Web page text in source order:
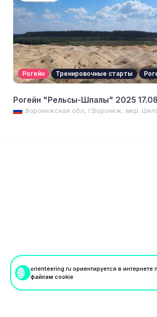
Рогейн Тренировочные старты
Рогейн "Рельсы-Шпалы" 2025 17.08
Воронежская обл, г.Воронеж, мкр.
orienteering.ru ориентируется в интернете
файлам cookie